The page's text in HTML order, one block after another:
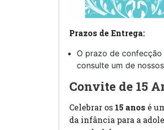
Prazos de Entrega:
O prazo de
consulte um de
Convite de 15
Celebrar os 15 anos é
da infância para a